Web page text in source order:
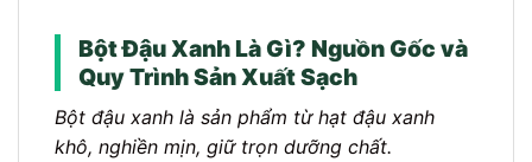
Bột Đậu Xanh Là Gì? Nguồn Gốc và
Quy Trình Sản Xuất Sạch
Bột đậu xanh là sản phẩm từ hạt đậu xanh
khô, nghiền mịn, giữ trọn dưỡng chất.